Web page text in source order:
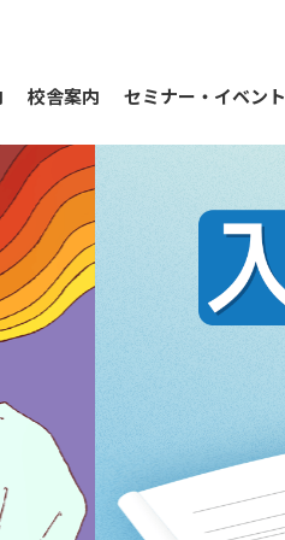
校舎案内 セミナー・イベント